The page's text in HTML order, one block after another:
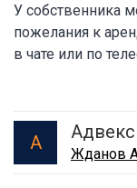
У собственника
пожелания к
в чате или по
А Адвекс
Жданов